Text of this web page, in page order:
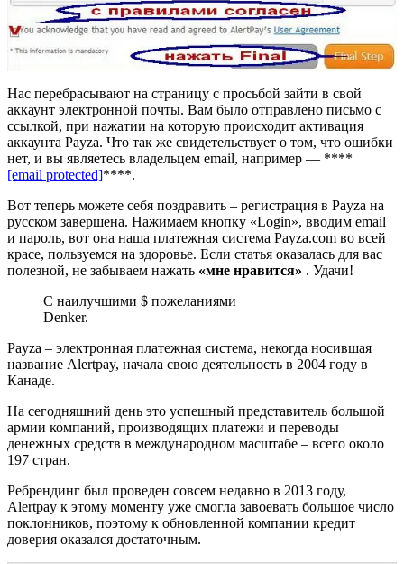
Нас перебрасывают на страницу с просьбой зайти в свой
аккаунт электронной почты. Вам было отправлено письмо с
ссылкой, при нажатии на которую происходит активация
аккаунта Payza. Что так же свидетельствует о том, что ошибки
нет, и вы являетесь владельцем email, например — ****
[email protected]****.
Вот теперь можете себя поздравить – регистрация в Payza на
русском завершена. Нажимаем кнопку «Login», вводим email
и пароль, вот она наша платежная система Payza.com во всей
красе, пользуемся на здоровье. Если статья оказалась для вас
полезной, не забываем нажать «мне нравится» . Удачи!
С наилучшими $ пожеланиями
Denker.
Payza – электронная платежная система, некогда носившая
название Alertpay, начала свою деятельность в 2004 году в
Канаде.
На сегодняшний день это успешный представитель большой
армии компаний, производящих платежи и переводы
денежных средств в международном масштабе – всего около
197 стран.
Ребрендинг был проведен совсем недавно в 2013 году,
Alertpay к этому моменту уже смогла завоевать большое число
поклонников, поэтому к обновленной компании кредит
доверия оказался достаточным.